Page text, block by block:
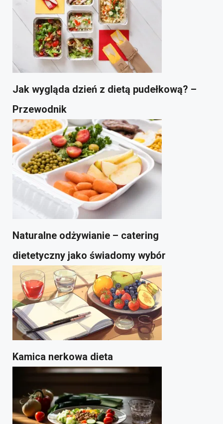
Jak wygląda dzień z dietą pudełkową? –
Przewodnik
Naturalne odżywianie – catering
dietetyczny jako świadomy wybór
Kamica nerkowa dieta